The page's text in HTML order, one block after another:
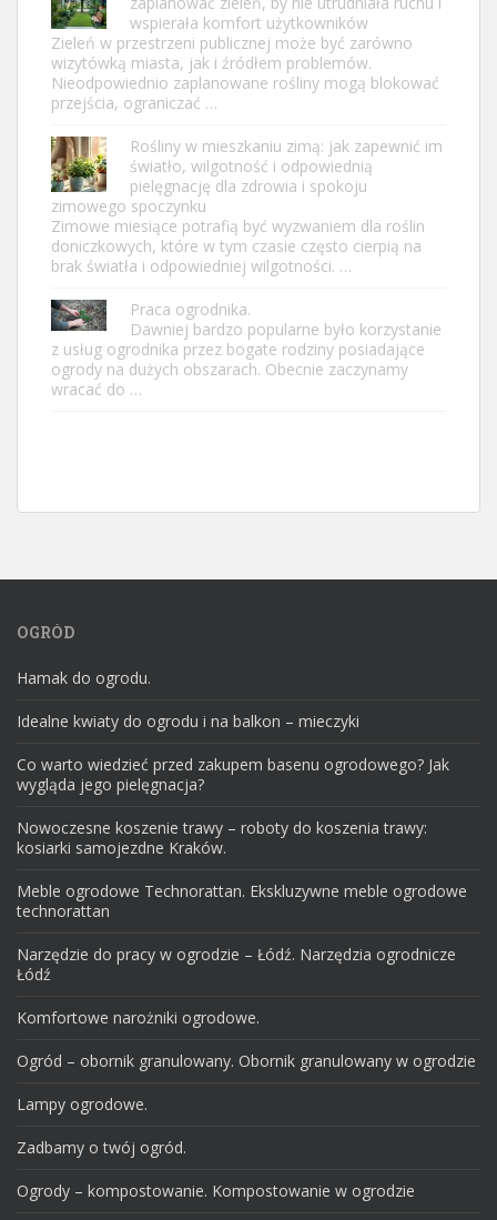
wspierała komfort użytkowników
Zieleń w przestrzeni publicznej może być zarówno
wizytówką miasta, jak i źródłem problemów.
Nieodpowiednio zaplanowane rośliny mogą blokować
przejścia, ograniczać …
Rośliny w mieszkaniu zimą: jak zapewnić im
światło, wilgotność i odpowiednią
pielęgnację dla zdrowia i spokoju
zimowego spoczynku
Zimowe miesiące potrafią być wyzwaniem dla roślin
doniczkowych, które w tym czasie często cierpią na
brak światła i odpowiedniej wilgotności. …
Praca ogrodnika.
Dawniej bardzo popularne było korzystanie
z usług ogrodnika przez bogate rodziny posiadające
ogrody na dużych obszarach. Obecnie zaczynamy
wracać do …
OGRÓD
Hamak do ogrodu.
Idealne kwiaty do ogrodu i na balkon – mieczyki
Co warto wiedzieć przed zakupem basenu ogrodowego? Jak
wygląda jego pielęgnacja?
Nowoczesne koszenie trawy – roboty do koszenia trawy:
kosiarki samojezdne Kraków.
Meble ogrodowe Technorattan. Ekskluzywne meble ogrodowe
technorattan
Narzędzie do pracy w ogrodzie – Łódź. Narzędzia ogrodnicze
Łódź
Komfortowe narożniki ogrodowe.
Ogród – obornik granulowany. Obornik granulowany w ogrodzie
Lampy ogrodowe.
Zadbamy o twój ogród.
Ogrody – kompostowanie. Kompostowanie w ogrodzie